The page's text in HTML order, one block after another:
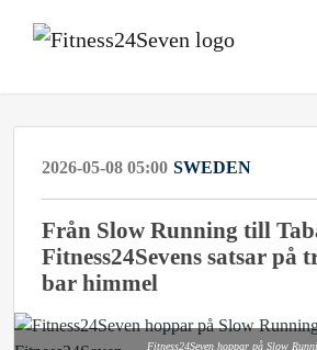
2026-05-08 05:00 SWEDEN
Från Slow Running till
Fitness24Sevens satsar på
bar himmel
Fitness24Seven hoppar på Slow